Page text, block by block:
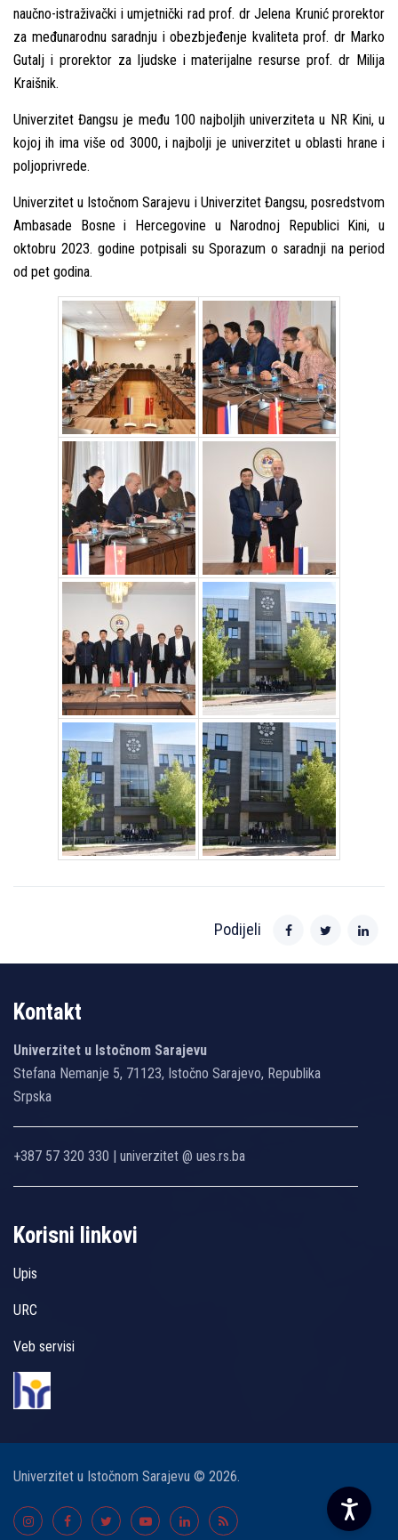
naučno-istraživački i umjetnički rad prof. dr Jelena Krunić prorektor
za međunarodnu saradnju i obezbjeđenje kvaliteta prof. dr Marko
Gutalј i prorektor za lјudske i materijalne resurse prof. dr Milija
Kraišnik.
Univerzitet Đangsu je među 100 najbolјih univerziteta u NR Kini, u
kojoj ih ima više od 3000, i najbolјi je univerzitet u oblasti hrane i
polјoprivrede.
Univerzitet u Istočnom Sarajevu i Univerzitet Đangsu, posredstvom
Ambasade Bosne i Hercegovine u Narodnoj Republici Kini, u
oktobru 2023. godine potpisali su Sporazum o saradnji na period
od pet godina.
Podijeli
Kontakt
Univerzitet u Istočnom Sarajevu
Stefana Nemanje 5, 71123, Istočno Sarajevo, Republika
Srpska
+387 57 320 330 | univerzitet @ ues.rs.ba
Korisni linkovi
Upis
URC
Veb servisi
Univerzitet u Istočnom Sarajevu © 2026.